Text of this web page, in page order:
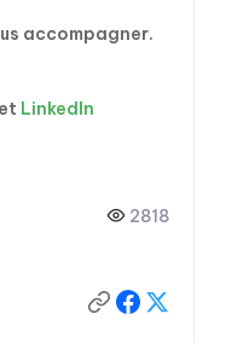
accompagner.
LinkedIn
2818